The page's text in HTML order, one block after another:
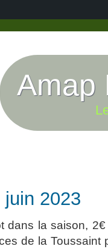
Amap
2023
dans la saison,
de la